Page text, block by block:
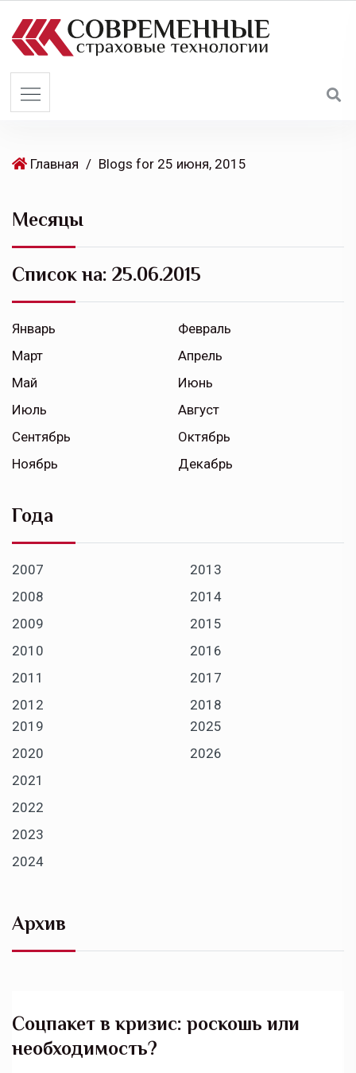
Главная / Blogs for 25 июня, 2015
Месяцы
Список на: 25.06.2015
Январь
Февраль
Март
Апрель
Май
Июнь
Июль
Август
Сентябрь
Октябрь
Ноябрь
Декабрь
Года
2007
2008
2009
2010
2011
2012
2013
2014
2015
2016
2017
2018
2019
2020
2021
2022
2023
2024
2025
2026
Архив
Соцпакет в кризис: роскошь или
необходимость?